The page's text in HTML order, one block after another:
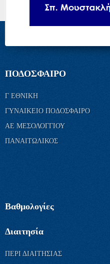
ΠΟΔΟΣΦΑΙΡΟ
Γ ΕΘΝΙΚΗ
ΓΥΝΑΙΚΕΙΟ ΠΟΔΟΣΦΑΙΡΟ
ΑΕ ΜΕΣΟΛΟΓΓΙΟΥ
ΠΑΝΑΙΤΩΛΙΚΟΣ
Βαθμολογίες
Διαιτησία
ΠΕΡΙ ΔΙΑΙΤΗΣΙΑΣ